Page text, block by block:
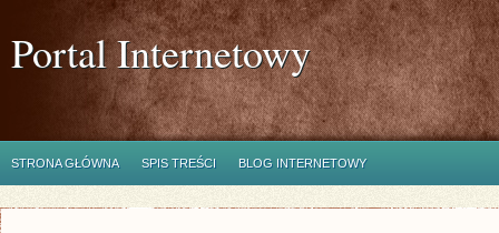
Portal Internetowy
STRONA GŁÓWNA SPIS TREŚCI BLOG INTERNETOWY